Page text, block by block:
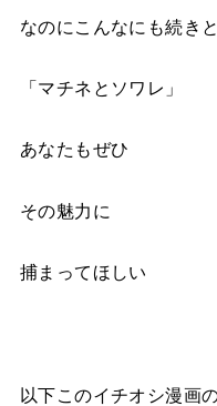
なのにこんなにも続き
「マチネとソワレ」
あなたもぜひ
その魅力に
捕まってほしい
以下このイチオシ漫画